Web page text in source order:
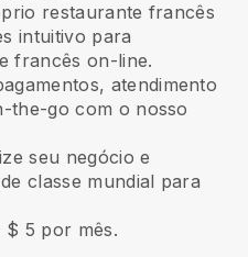
restaurante francês
intuitivo para
francês on-line.
atendimento
the-go com o nosso
seu negócio e
classe mundial para
$ 5 por mês.